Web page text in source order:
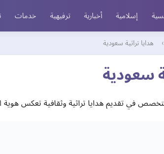
إسلامية أخبارية ترفيهية خدمات
› هدايا تراثية سعودية
سعودية
في تقديم هدايا تراثية وثقافية تعكس هوية